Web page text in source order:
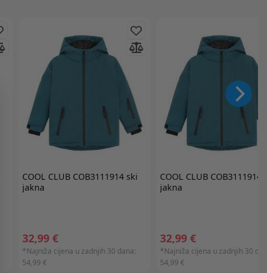
COOL CLUBCOB3111914 ski
jakna
32,99 €
*Najniža cijena u zadnjih 30 dana:
54,99 €
COOL CLUB COB3111914
jakna
32,99 €
*Najniža cijena u zadnjih 30
54,99 €